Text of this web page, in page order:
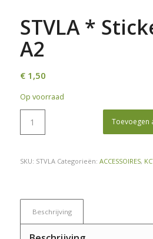
STVLA *
A2
€1,50
Op voorraad
Toevoegen
SKU: STVLA Categorieën: ACCESSOIRES,
Beschrijving